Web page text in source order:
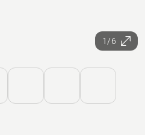
1/6